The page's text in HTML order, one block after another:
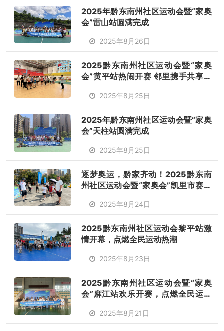
2025年黔东南州社区运动会暨“家奥
会”雷山站圆满完成
2025年8月26日
2025黔东南州社区运动会暨“家奥
会”黄平站热闹开赛 邻里携手共享运
2025年8月25日
2025年黔东南州社区运动会暨“家奥
会”天柱站圆满完成
2025年8月25日
逐梦奥运，黔家齐动！2025黔东南
州社区运动会暨“家奥会”凯里市赛事
2025年8月24日
2025黔东南州社区运动会黎平站激
情开幕，点燃全民运动热潮
2025年8月23日
2025黔东南州社区运动会暨“家奥
会”麻江站欢乐开赛，点燃全民运动
2025年8月21日